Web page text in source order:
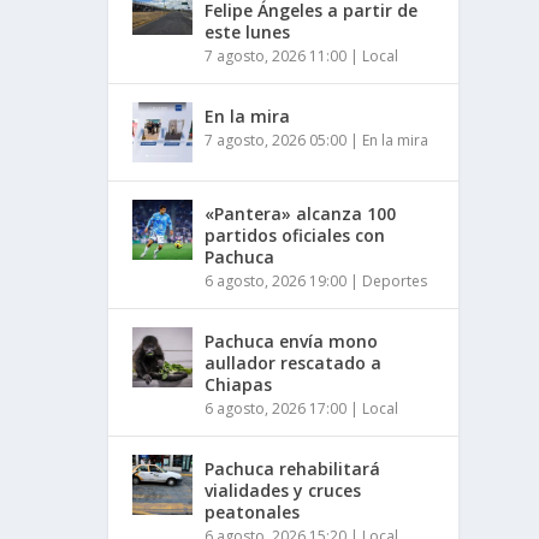
Felipe Ángeles a partir de
este lunes
7 agosto, 2026 11:00 | Local
En la mira
7 agosto, 2026 05:00 | En la mira
«Pantera» alcanza 100
partidos oficiales con
Pachuca
6 agosto, 2026 19:00 | Deportes
Pachuca envía mono
aullador rescatado a
Chiapas
6 agosto, 2026 17:00 | Local
Pachuca rehabilitará
vialidades y cruces
peatonales